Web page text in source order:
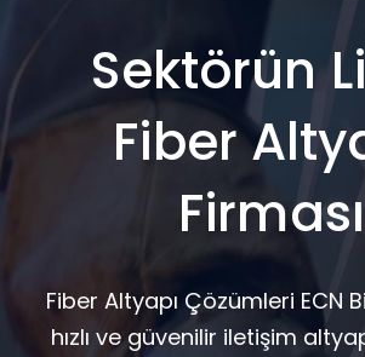
Sektörün
Fiber
Firması
Fiber Altyapı Çözümleri ECN
hızlı ve güvenilir iletişim